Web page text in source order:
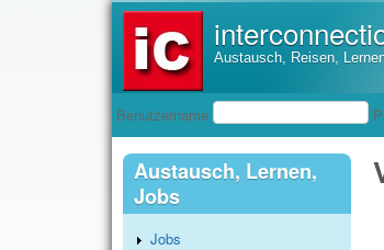
Austausch, Reisen,
Benutzeranmeldung
Benutzername
Austausch, Lernen,
Jobs
Jobs